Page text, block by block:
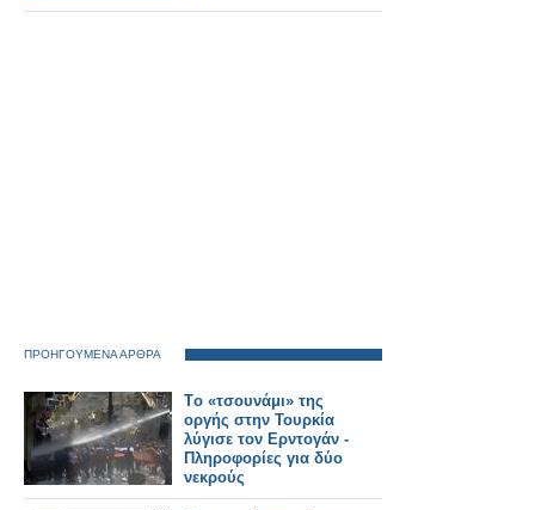
ΠΡΟΗΓΟΥΜΕΝΑ ΑΡΘΡΑ
Tο «τσουνάμι» της
οργής στην Τουρκία
λύγισε τον Ερντογάν -
Πληροφορίες για δύο
νεκρούς